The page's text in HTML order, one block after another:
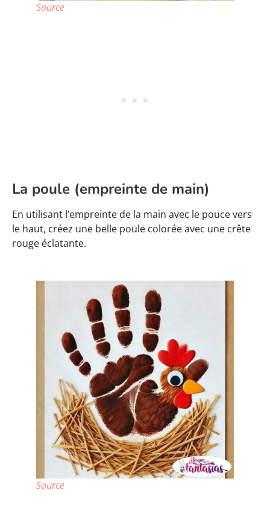
Source
La poule (empreinte de main)
En utilisant l’empreinte de la main avec le pouce vers
le haut, créez une belle poule colorée avec une crête
rouge éclatante.
Source